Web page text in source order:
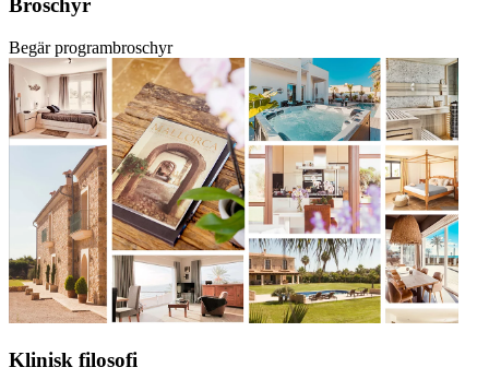
Broschyr
Begär programbroschyr
Klinisk filosofi